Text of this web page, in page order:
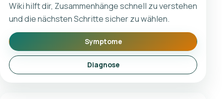
Wiki hilft dir, Zusammenhänge schnell zu verstehen
und die nächsten Schritte sicher zu wählen.
Symptome
Diagnose